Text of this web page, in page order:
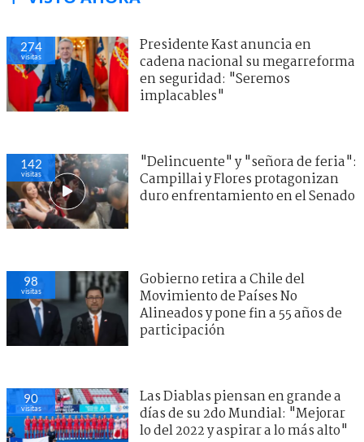
274
visitas
Presidente Kast anuncia en
cadena nacional su megarreforma
en seguridad: "Seremos
implacables"
142
visitas
"Delincuente" y "señora de feria":
Campillai y Flores protagonizan
duro enfrentamiento en el Senado
98
visitas
Gobierno retira a Chile del
Movimiento de Países No
Alineados y pone fin a 55 años de
participación
90
visitas
Las Diablas piensan en grande a
días de su 2do Mundial: "Mejorar
lo del 2022 y aspirar a lo más alto"